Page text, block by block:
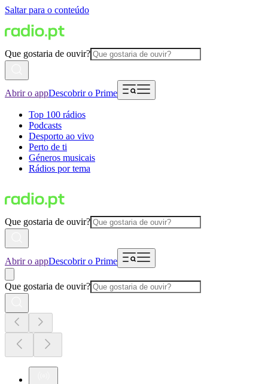
Saltar para o conteúdo
Que gostaria de ouvir?
Abrir o appDescobrir o Prime
Top 100 rádios
Podcasts
Desporto ao vivo
Perto de ti
Géneros musicais
Rádios por tema
Que gostaria de ouvir?
Abrir o appDescobrir o Prime
Que gostaria de ouvir?